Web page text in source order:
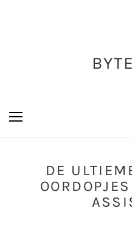
DE